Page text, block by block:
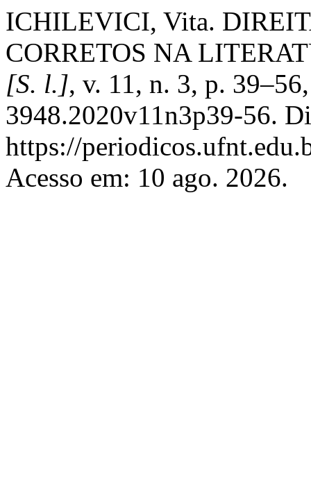
ICHILEVICI, Vita.
CORRETOS NA
[S. l.], v. 11, n. 3, p.
3948.2020v11n3p39-56.
https://
Acesso em: 10 ago. 2026.